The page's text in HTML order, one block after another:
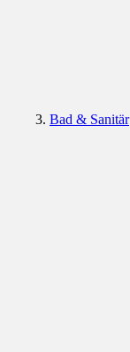
Bad & Sanitär